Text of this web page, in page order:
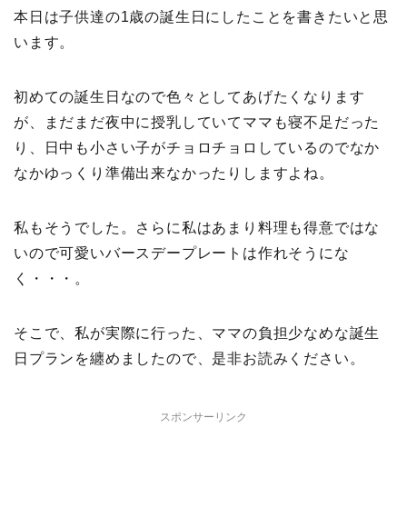
本日は子供達の1歳の誕生日にしたことを書きたいと思
います。
初めての誕生日なので色々としてあげたくなります
が、まだまだ夜中に授乳していてママも寝不足だった
り、日中も小さい子がチョロチョロしているのでなか
なかゆっくり準備出来なかったりしますよね。
私もそうでした。さらに私はあまり料理も得意ではな
いので可愛いバースデープレートは作れそうにな
く・・・。
そこで、私が実際に行った、ママの負担少なめな誕生
日プランを纏めましたので、是非お読みください。
スポンサーリンク